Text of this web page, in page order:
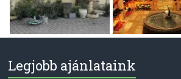
Legjobb ajánlataink